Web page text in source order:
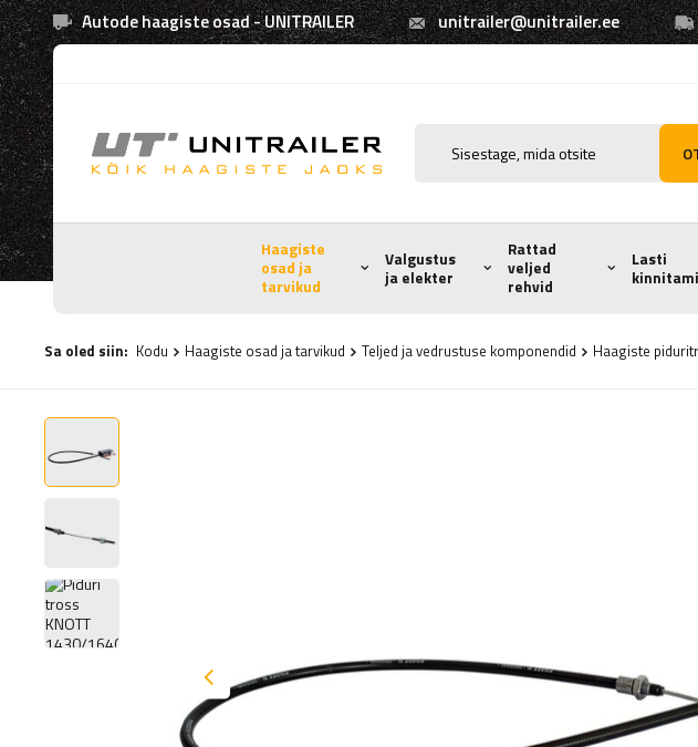
Autode haagiste osad - UNITRAILER unitrailer@unitrailer.ee
Haagiste
osad ja
tarvikud
Valgustus
ja elekter
Rattad
veljed
rehvid
Lasti
Sa oled siin: Kodu Haagiste osad ja tarvikud Teljed ja vedrustuse komponendid Haagiste